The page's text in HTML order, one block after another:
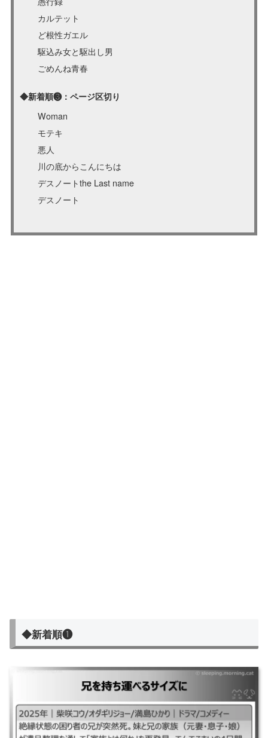
カルテット
ど根性ガエル
駆込み女と駆出し男
ごめんね青春
◆新着順❸：ページ区切り
Woman
モテキ
悪人
川の底からこんにちは
デスノートthe Last name
デスノート
◆新着順❶